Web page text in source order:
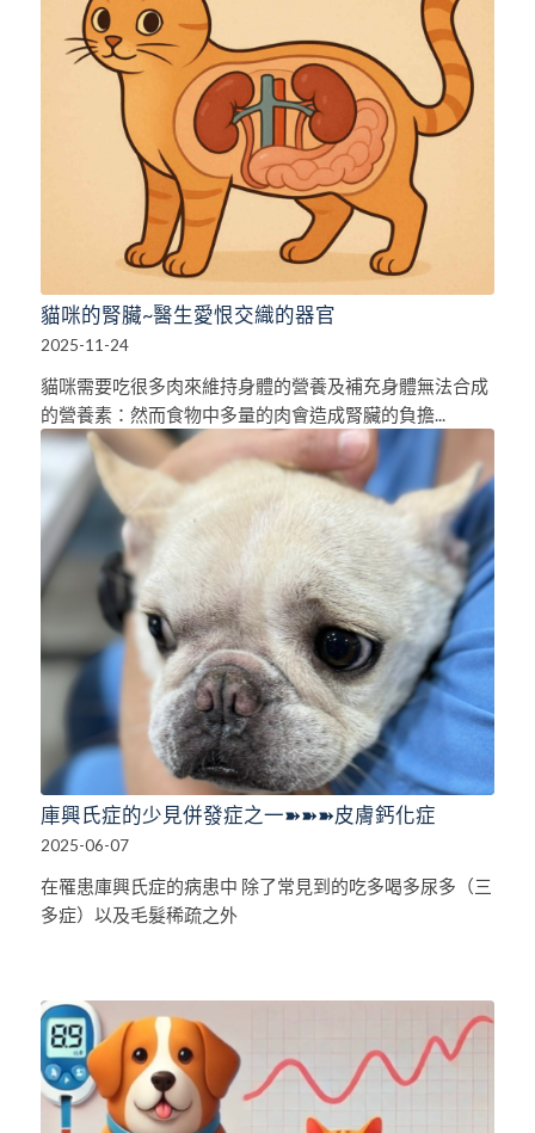
貓咪的腎臟~醫生愛恨交織的器官
2025-11-24
貓咪需要吃很多肉來維持身體的營養及補充身體無法合成
的營養素：然而食物中多量的肉會造成腎臟的負擔...
庫興氏症的少見併發症之一➽➽➽皮膚鈣化症
2025-06-07
在罹患庫興氏症的病患中 除了常見到的吃多喝多尿多（三
多症）以及毛髮稀疏之外